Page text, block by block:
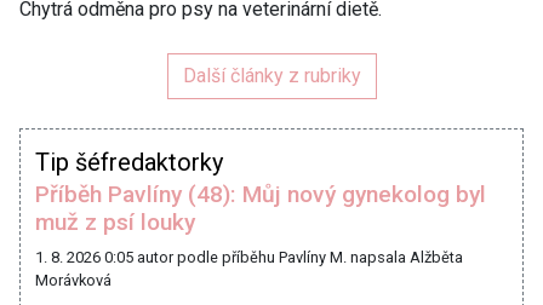
Chytrá odměna pro psy na veterinární dietě.
Další články z rubriky
Tip šéfredaktorky
Příběh Pavlíny (48): Můj nový gynekolog byl
muž z psí louky
1. 8. 2026 0:05 autor podle příběhu Pavlíny M. napsala Alžběta
Morávková